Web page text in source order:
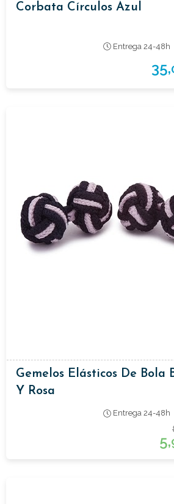
Corbata Círculos Azul
Entrega 24-48h
35,
Gemelos Elásticos De Bola
Y Rosa
Entrega 24-48h
5,